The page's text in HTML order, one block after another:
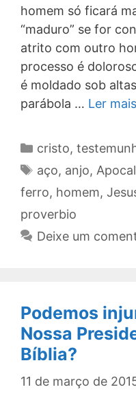
homem só ficará
“maduro” se for
atrito com outro
processo é
é moldado sob
parábola … Ler mais
Categorias
cristo,
Tags
aço, anjo,
ferro, homem,
proverbio
Deixe um
Podemos
Nossa
Bíblia?
11 de março de